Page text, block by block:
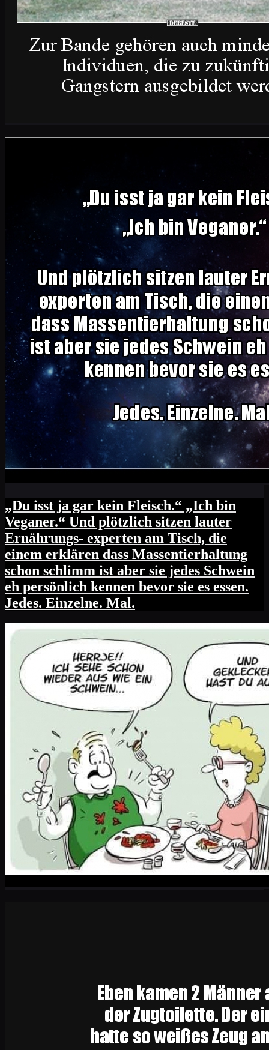
„Du isst ja gar kein Fleisch.“ „Ich bin
Veganer.“ Und plötzlich sitzen lauter
Ernährungs- experten am Tisch, die
einem erklären dass Massentierhaltung
schon schlimm ist aber sie jedes Schwein
eh persönlich kennen bevor sie es essen.
Jedes. Einzelne. Mal.